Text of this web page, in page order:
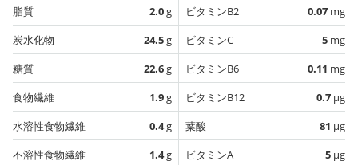
脂質
2.0g
炭水化物
24.5g
糖質
22.6g
食物繊維
1.9g
水溶性食物繊維
0.4g
不溶性食物繊維
1.4g
ビタミンB2
0.07 mg
ビタミンC
5 mg
ビタミンB6
0.11 mg
ビタミンB12
0.7 µg
葉酸
81 µg
ビタミンA
5 µg